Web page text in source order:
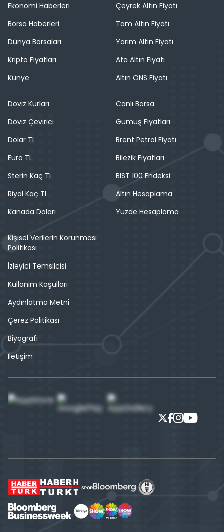
Ekonomi Haberleri
Borsa Haberleri
Dünya Borsaları
Kripto Fiyatları
Künye
Çeyrek Altın Fiyatı
Tam Altın Fiyatı
Yarım Altın Fiyatı
Ata Altın Fiyatı
Altın ONS Fiyatı
Döviz Kurları
Döviz Çevirici
Dolar TL
Euro TL
Sterin Kaç TL
Riyal Kaç TL
Kanada Doları
Canlı Borsa
Gümüş Fiyatları
Brent Petrol Fiyatı
Bilezik Fiyatları
BIST 100 Endeksi
Altın Hesaplama
Yüzde Hesaplama
Kişisel Verilerin Korunması
Politikası
İzleyici Temsilcisi
Kullanım Koşulları
Aydınlatma Metni
Çerez Politikası
Biyografi
İletişim